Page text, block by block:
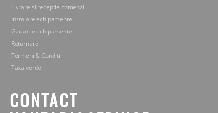
Livrare si receptie comenzi
Instalare echipamente
Garantie echipamente
Returnare
Termeni & Conditii
Taxa verde
CONTACT